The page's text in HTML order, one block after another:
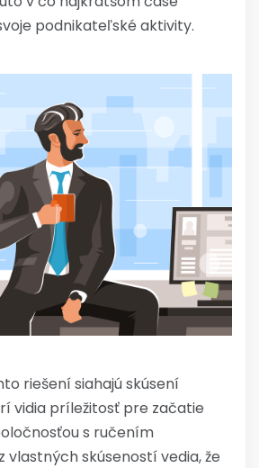
podnikateľské aktivity.
riešení siahajú skúsení
vidia príležitosť pre začatie
s ručením
vlastných skúseností vedia, že